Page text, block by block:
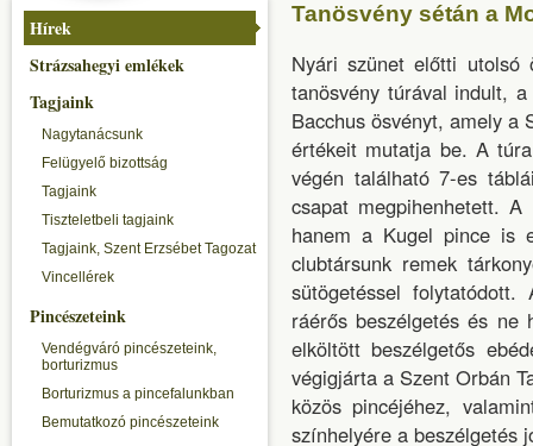
Hírek
Strázsahegyi emlékek
Tagjaink
Nagytanácsunk
Felügyelő bizottság
Tagjaink
Tiszteletbeli tagjaink
Tagjaink, Szent Erzsébet Tagozat
Vincellérek
Pincészeteink
Vendégváró pincészeteink,
borturizmus
Borturizmus a pincefalunkban
Bemutatkozó pincészeteink
Tanösvény sétán a
Nyári szünet előtti utolsó
tanösvény túrával indult,
Bacchus ösvényt, amely a
értékeit mutatja be. A
végén található 7-es
csapat megpihenhetett.
hanem a Kugel pince is
clubtársunk remek
sütögetéssel
ráérős beszélgetés és
elköltött beszélgetős
végigjárta a Szent Orbán
közös pincéjéhez,
színhelyére a beszélgetés